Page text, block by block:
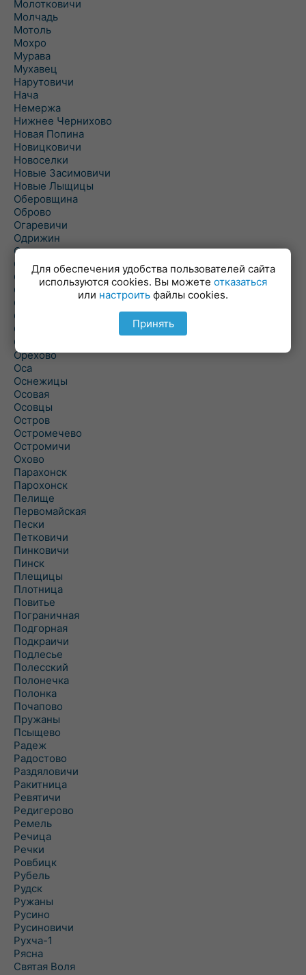
Молотковичи
Молчадь
Мотоль
Мохро
Мурава
Мухавец
Нарутовичи
Нача
Немержа
Нижнее Чернихово
Новая Попина
Новицковичи
Новоселки
Новые Засимовичи
Новые Лыщицы
Оберовщина
Оброво
Огаревичи
Одрижин
Оздамичи
Озяты
Олтуш
Ольманы
Ольпень
Ольшаны
Омельная
Ополь
Орехово
Оса
Оснежицы
Осовая
Осовцы
Остров
Остромечево
Остромичи
Охово
Парахонск
Парохонск
Пелище
Первомайская
Пески
Петковичи
Пинковичи
Пинск
Плещицы
Плотница
Повитье
Пограничная
Подгорная
Подкраичи
Подлесье
Полесский
Полонечка
Полонка
Почапово
Пружаны
Псыщево
Радеж
Радостово
Раздяловичи
Ракитница
Ревятичи
Редигерово
Ремель
Речица
Речки
Ровбицк
Рубель
Рудск
Ружаны
Русино
Русиновичи
Рухча-1
Рясна
Святая Воля
Для обеспечения удобства пользователей сайта
используются cookies. Вы можете отказаться
или настроить файлы cookies.
Принять